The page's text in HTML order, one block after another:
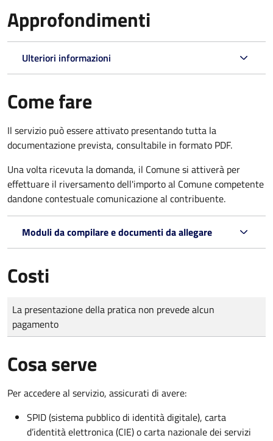
Approfondimenti
Ulteriori informazioni
Come fare
Il servizio può essere attivato presentando tutta la
documentazione prevista, consultabile in formato PDF.
Una volta ricevuta la domanda, il Comune si attiverà per
effettuare il riversamento dell'importo al Comune competente
dandone contestuale comunicazione al contribuente.
Moduli da compilare e documenti da allegare
Costi
Tipo di pagamento
Importo
La presentazione della pratica non prevede alcun
pagamento
Cosa serve
Per accedere al servizio, assicurati di avere:
SPID (sistema pubblico di identità digitale), carta
d’identità elettronica (CIE) o carta nazionale dei servizi